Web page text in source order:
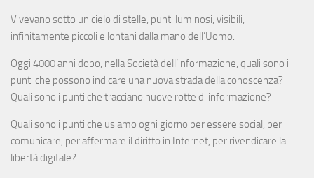
Vivevano sotto un cielo di stelle, punti luminosi, visibili,
infinitamente piccoli e lontani dalla mano dell’Uomo.
Oggi 4000 anni dopo, nella Società dell’informazione, quali sono i
punti che possono indicare una nuova strada della conoscenza?
Quali sono i punti che tracciano nuove rotte di informazione?
Quali sono i punti che usiamo ogni giorno per essere social, per
comunicare, per affermare il diritto in Internet, per rivendicare la
libertà digitale?